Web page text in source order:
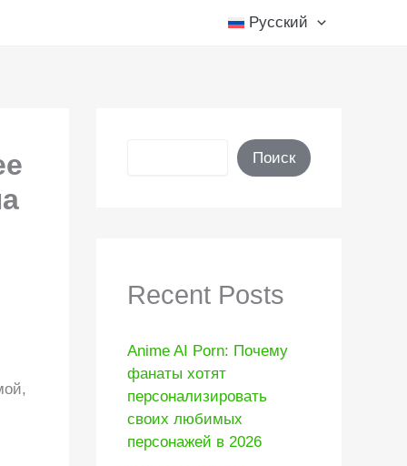
Русский
Поиск
Recent Posts
Anime AI Porn: Почему
фанаты хотят
персонализировать
своих любимых
персонажей в 2026